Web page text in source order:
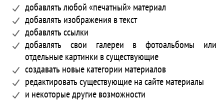
добавлять любой «печатный» материал
добавлять изображения в текст
добавлять ссылки
добавлять свои галереи в фотоальбомы или
отдельные картинки в существующие
создавать новые категории материалов
редактировать существующие на сайте материалы
и некоторые другие возможности